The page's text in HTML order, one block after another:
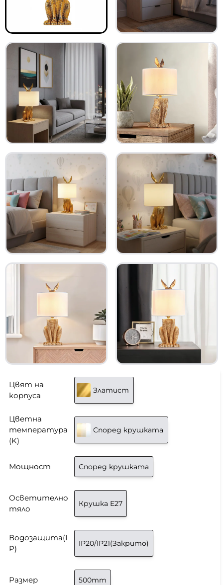
Цвят на
корпуса
Златист
Цветна
температура
(K)
Според крушката
Мощност Според крушката
Осветително
тяло
Крушка E27
Водозащита(I
P)
IP20/IP21(Закрито)
Размер 500mm